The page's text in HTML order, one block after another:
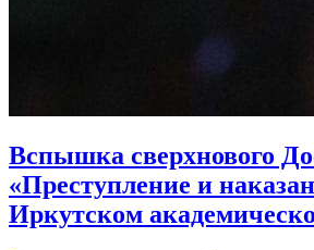
Вспышка сверхнового
«Преступление и
Иркутском